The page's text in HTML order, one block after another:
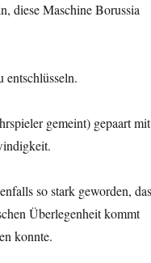
diese Maschine Borussia
gemeint) gepaart mit
so stark geworden,
Überlegenheit kommt
konnte.